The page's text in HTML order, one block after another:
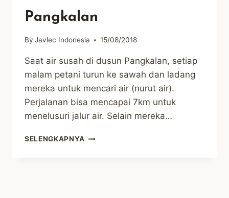
Pangkalan
By Javlec Indonesia 15/08/2018
Saat air susah di dusun Pangkalan, setiap
malam petani turun ke sawah dan ladang
mereka untuk mencari air (nurut air).
Perjalanan bisa mencapai 7km untuk
menelusuri jalur air. Selain mereka…
SELENGKAPNYA TAMPUNGAN